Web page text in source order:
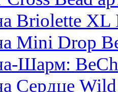
Briolette XL
Mini Drop
Шарм:
Сердце